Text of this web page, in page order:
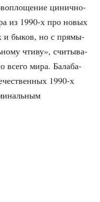
цинич­но­
из 1990‑х про новых
и быков, но с пря­мы­
чти­ву», счи­ты­ва­
все­го мира. Бала­ба­
1990‑х